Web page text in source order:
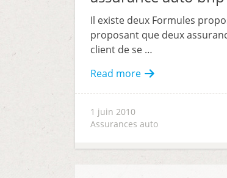
Il existe deux Formules
proposant que deux
client de se …
Read more
1 juin 2010
Assurances auto